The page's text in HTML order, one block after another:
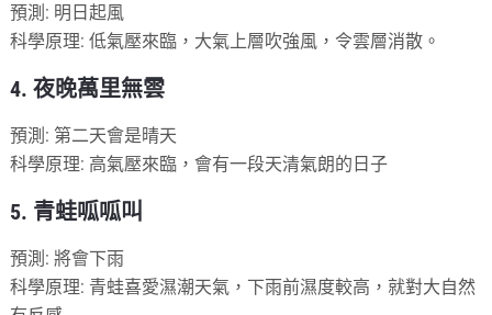
預測: 明日起風
科學原理: 低氣壓來臨，大氣上層吹強風，令雲層消散。
4. 夜晚萬里無雲
預測: 第二天會是晴天
科學原理: 高氣壓來臨，會有一段天清氣朗的日子
5. 青蛙呱呱叫
預測: 將會下雨
科學原理: 青蛙喜愛濕潮天氣，下雨前濕度較高，就對大自然